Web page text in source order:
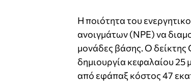
Η ποιότητα του
ανοιγμάτων (NPE) να
μονάδες βάσης. Ο
δημιουργία κεφαλαίου
από εφάπαξ κόστος 47